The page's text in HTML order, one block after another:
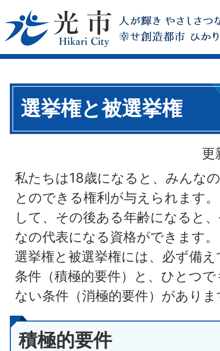
選挙権と被選挙権
更
私たちは18歳になると、みんな
とのできる権利が与えられます
して、その後ある年齢になると
なの代表になる資格ができます
選挙権と被選挙権には、必ず備
条件（積極的要件）と、ひとつ
ない条件（消極的要件）があり
積極的要件